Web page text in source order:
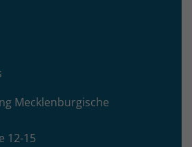
Mecklenburgische
12-15